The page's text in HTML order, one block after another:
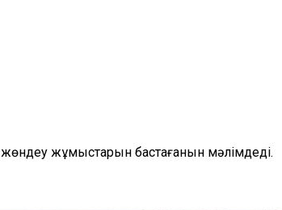
жұмыстарын бастағанын мәлімдеді.